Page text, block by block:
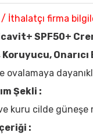
İthalatçı firma
SPF50+
Onarıcı
ovalamaya
Şekli :
kuru cilde güneşe
: